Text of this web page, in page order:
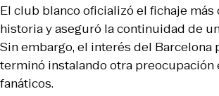
El club blanco oficializó el fichaje más
historia y aseguró la continuidad de
Sin embargo, el interés del Barcelona
terminó instalando otra preocupación
fanáticos.